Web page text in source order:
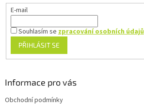
E-mail
Souhlasím se zpracování osobních údajů
PŘIHLÁSIT SE
Informace pro vás
Obchodní podmínky